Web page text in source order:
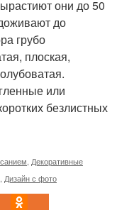
они до 50
до
грубо
плоская,
или
безлистных
Декоративные
Дизайн с фото